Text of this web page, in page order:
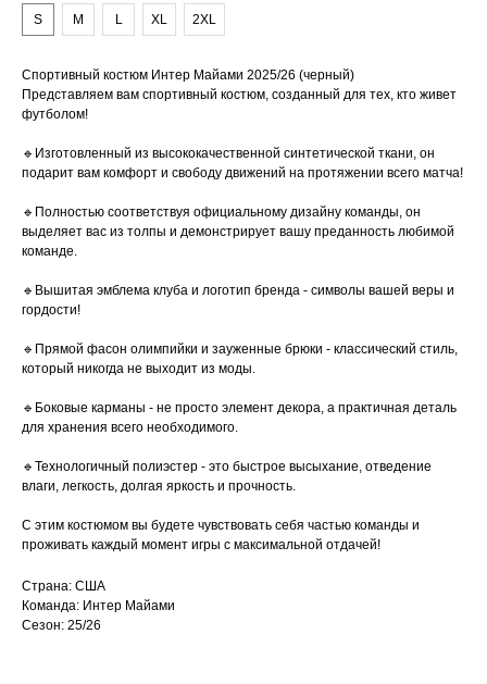
S
M L XL 2XL
Спортивный костюм Интер Майами 2025/26 (черный)
Представляем вам спортивный костюм, созданный для тех, кто живет
футболом!
🔹Изготовленный из высококачественной синтетической ткани, он
подарит вам комфорт и свободу движений на протяжении всего матча!
🔹Полностью соответствуя официальному дизайну команды, он
выделяет вас из толпы и демонстрирует вашу преданность любимой
команде.
🔹Вышитая эмблема клуба и логотип бренда - символы вашей веры и
гордости!
🔹Прямой фасон олимпийки и зауженные брюки - классический стиль,
который никогда не выходит из моды.
🔹Боковые карманы - не просто элемент декора, а практичная деталь
для хранения всего необходимого.
🔹Технологичный полиэстер - это быстрое высыхание, отведение
влаги, легкость, долгая яркость и прочность.
С этим костюмом вы будете чувствовать себя частью команды и
проживать каждый момент игры с максимальной отдачей!
Страна: США
Команда: Интер Майами
Сезон: 25/26